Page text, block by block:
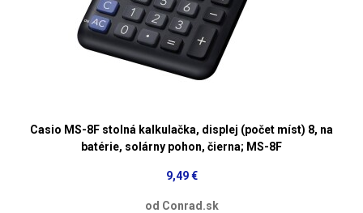
Casio MS-8F stolná kalkulačka, displej (počet míst) 8, na
batérie, solárny pohon, čierna; MS-8F
9,49 €
od Conrad.sk